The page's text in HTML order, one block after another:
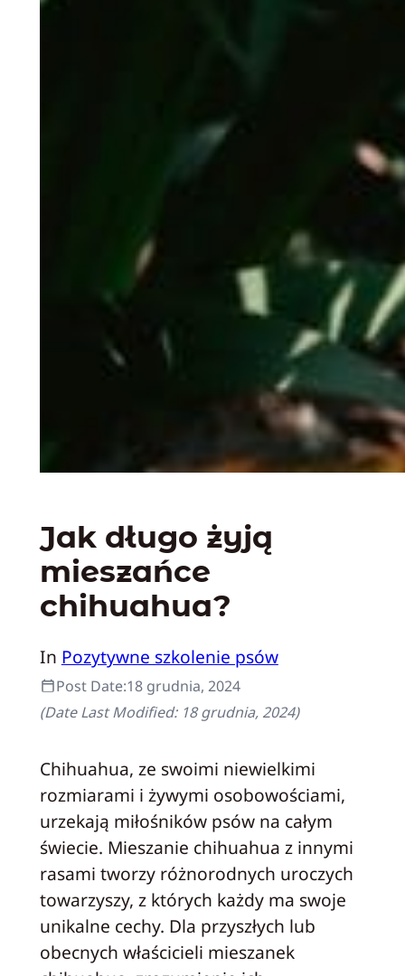
Jak długo żyją
mieszańce
chihuahua?
In Pozytywne szkolenie psów
Post Date:18 grudnia, 2024
(Date Last Modified: 18 grudnia, 2024)
Chihuahua, ze swoimi niewielkimi
rozmiarami i żywymi osobowościami,
urzekają miłośników psów na całym
świecie. Mieszanie chihuahua z innymi
rasami tworzy różnorodnych uroczych
towarzyszy, z których każdy ma swoje
unikalne cechy. Dla przyszłych lub
obecnych właścicieli mieszanek